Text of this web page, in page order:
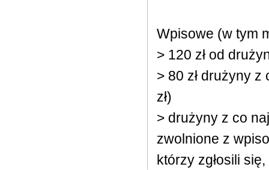
Wpisowe (w tym
> 120 zł od
> 80 zł drużyny
zł)
> drużyny z co
zwolnione z
którzy zgłosili